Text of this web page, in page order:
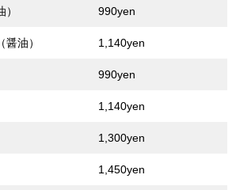
990yen
油） 1,140yen
990yen
1,140yen
1,300yen
1,450yen